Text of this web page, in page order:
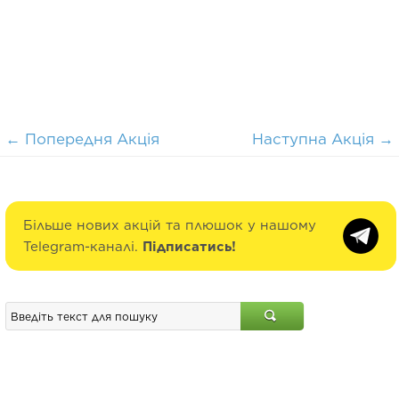
← Попередня Акція Наступна Акція →
Більше нових акцій та плюшок у нашому
Telegram-каналі. Підписатись!